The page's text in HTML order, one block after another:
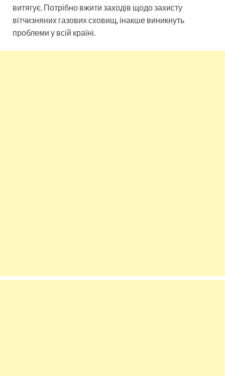
витягує. Потрібно вжити заходів щодо захисту
вітчизняних газових сховищ, інакше виникнуть
проблеми у всій країні.